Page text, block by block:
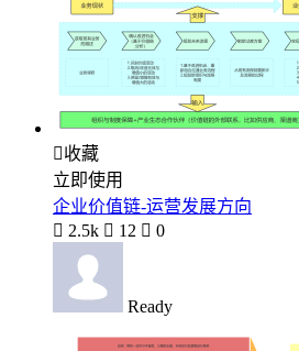
收藏
立即使用
企业价值链-运营发展方向
 2.5k  12  0
Ready